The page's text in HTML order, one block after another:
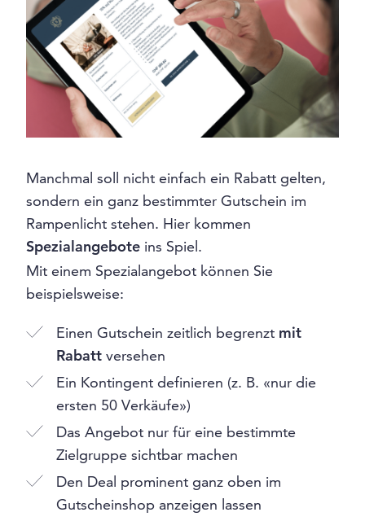
Manchmal soll nicht einfach ein Rabatt gelten,
sondern ein ganz bestimmter Gutschein im
Rampenlicht stehen. Hier kommen
Spezialangebote ins Spiel.
Mit einem Spezialangebot können Sie
beispielsweise:
Einen Gutschein zeitlich begrenzt mit
Rabatt versehen
Ein Kontingent definieren (z. B. «nur die
ersten 50 Verkäufe»)
Das Angebot nur für eine bestimmte
Zielgruppe sichtbar machen
Den Deal prominent ganz oben im
Gutscheinshop anzeigen lassen